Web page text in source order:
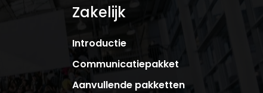
Zakelijk
Introductie
Communicatiepakket
Aanvullende pakketten